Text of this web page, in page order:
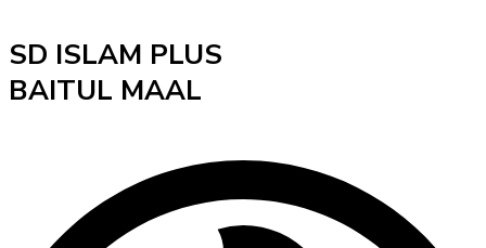
SD ISLAM PLUS
BAITUL MAAL